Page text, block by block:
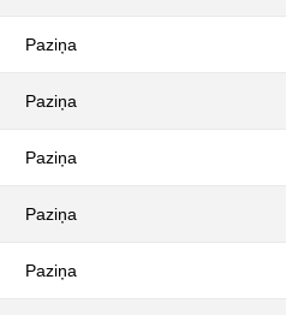
Paziņa
Paziņa
Paziņa
Paziņa
Paziņa